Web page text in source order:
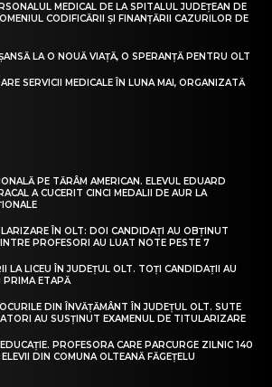
MEDICAL DE LA SPITALUL JUDEȚEAN DE
CODIFICĂRII ȘI FINANȚĂRII CAZURILOR DE
LA O NOUĂ VIAȚĂ, O SPERANȚĂ PENTRU OLT
SERVICII MEDICALE ÎN LUNA MAI, ORGANIZATĂ
PE TĂRÂM AMERICAN. ELEVUL EDUARD
A CUCERIT CINCI MEDALII DE AUR LA
ÎN OLT: DOI CANDIDAȚI AU OBȚINUT
PROFESORI AU LUAT NOTE PESTE 7
LA LICEU ÎN JUDEȚUL OLT. TOȚI CANDIDAȚII AU
ETAPĂ
DIN ÎNVĂȚĂMÂNT ÎN JUDEȚUL OLT. SUTE
AU SUSȚINUT EXAMENUL DE TITULARIZARE
PROFESORA CARE PARCURGE ZILNIC 140
DIN COMUNA OLTEANĂ FĂGEȚELU